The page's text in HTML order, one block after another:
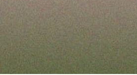
Nieuws